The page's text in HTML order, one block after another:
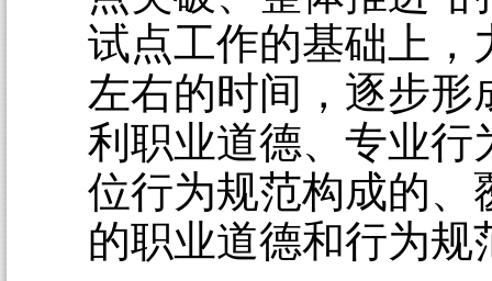
试点工作的基础上，
左右的时间，逐步形
利职业道德、专业行
位行为规范构成的、
的职业道德和行为规